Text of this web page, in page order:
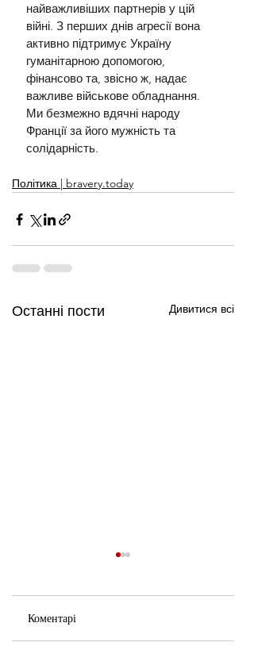
найважливіших партнерів у цій
війні. З перших днів агресії вона
активно підтримує Україну
гуманітарною допомогою,
фінансово та, звісно ж, надає
важливе військове обладнання.
Ми безмежно вдячні народу
Франції за його мужність та
солідарність.
Політика | bravery.today
Останні пости Дивитися всі
Коментарі